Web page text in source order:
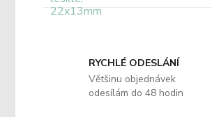
RYCHLÉ ODESLÁNÍ
Většinu objednávek
odesílám do 48 hodin